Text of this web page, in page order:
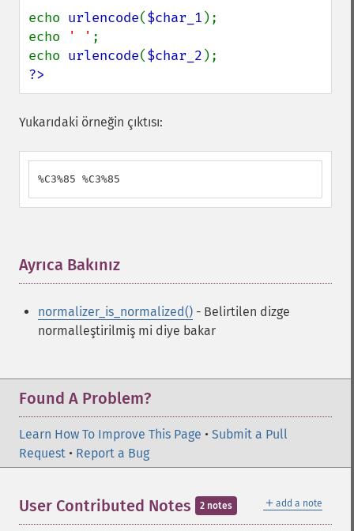
echo urlencode($char_1 );
echo
' ' ;
echo urlencode($char_2
?>
Yukarıdaki örneğin çıktısı:
%C3%85 %C3%85
Ayrıca Bakınız
normalizer_is_normalized() - Belirtilen dizge
normalleştirilmiş mi diye bakar
Found A Problem?
Learn How To Improve This Page • Submit a Pull
Request • Report a Bug
＋ add a note
User Contributed Notes 2 notes